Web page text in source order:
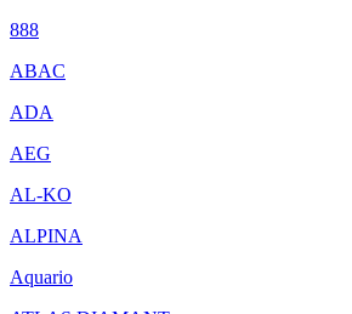
888
ABAC
ADA
AEG
AL-KO
ALPINA
Aquario